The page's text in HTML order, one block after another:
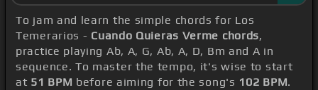
To jam and learn the simple chords for Los
Temerarios - Cuando Quieras Verme chords,
practice playing Ab, A, G, Ab, A, D, Bm and A in
sequence. To master the tempo, it's wise to start
at 51 BPM before aiming for the song's 102 BPM.